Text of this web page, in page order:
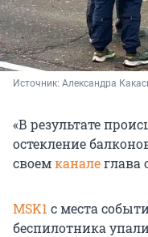
Источник: Александра
«В результате
остекление
своемканалеглава
MSK1 с места
беспилотника